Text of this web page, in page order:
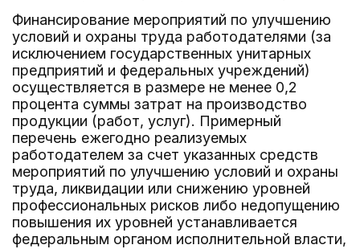
Финансирование мероприятий по улучшению
условий и охраны труда работодателями (за
исключением государственных унитарных
предприятий и федеральных учреждений)
осуществляется в размере не менее 0,2
процента суммы затрат на производство
продукции (работ, услуг). Примерный
перечень ежегодно реализуемых
работодателем за счет указанных средств
мероприятий по улучшению условий и охраны
труда, ликвидации или снижению уровней
профессиональных рисков либо недопущению
повышения их уровней устанавливается
федеральным органом исполнительной власти,